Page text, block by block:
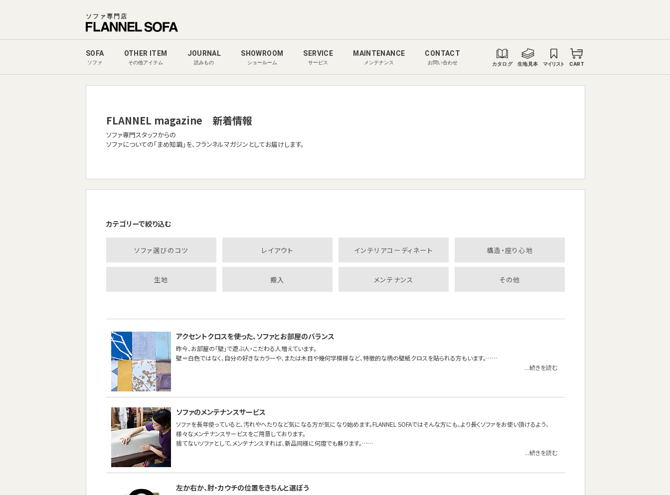
ソファ専門店
SOFA
ソファ
OTHER ITEM
その他アイテム
JOURNAL
読みもの
SHOWROOM
ショールーム
SERVICE
サービス
MAINTENANCE
メンテナンス
CONTACT
お問い合わせ カタログ 生地見本 マイリスト CART
FLANNEL magazine 新着情報
ソファ専門スタッフからの
ソファについての「まめ知識」を、フランネルマガジンとしてお届けします。
カテゴリーで絞り込む
ソファ選びのコツ レイアウト インテリアコーディネート 構造・座り心地
生地 搬入 メンテナンス その他
アクセントクロスを使った、ソファとお部屋のバランス
昨今、お部屋の「壁」で遊ぶ人・こだわる人増えています。
壁＝白色ではなく、自分の好きなカラーや、または木目や幾何学模様など、特徴的な柄の壁紙クロスを貼られる方もいます。……
...続きを読む
ソファのメンテナンスサービス
ソファを長年使っていると、汚れやへたりなど気になる方が気になり始めます。FLANNEL SOFAではそんな方にも、より長くソファをお使い頂けるよう、
様々なメンテナンスサービスをご用意しております。
捨てないソファとして、メンテナンスすれば、新品同様に何度でも蘇ります。……
...続きを読む
左か右か、肘・カウチの位置をきちんと選ぼう